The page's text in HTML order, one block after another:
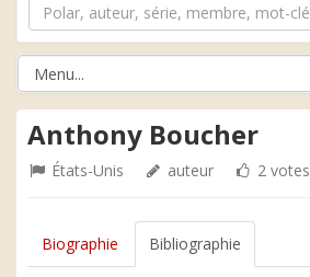
Anthony Boucher
États-Unis auteur 2 votes
Biographie Bibliographie